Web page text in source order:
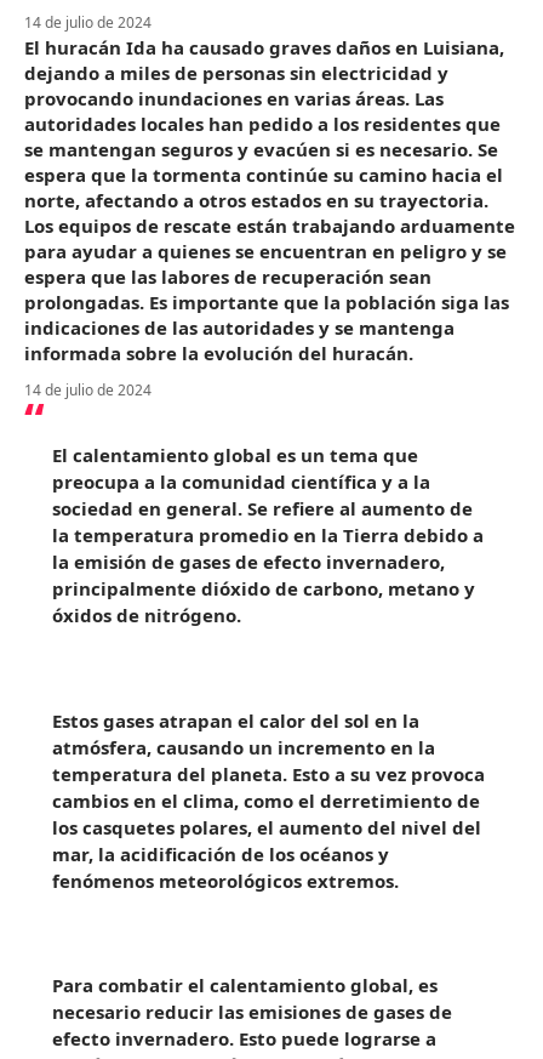
14 de julio de 2024
El huracán Ida ha causado graves daños en Luisiana,
dejando a miles de personas sin electricidad y
provocando inundaciones en varias áreas. Las
autoridades locales han pedido a los residentes que
se mantengan seguros y evacúen si es necesario. Se
espera que la tormenta continúe su camino hacia el
norte, afectando a otros estados en su trayectoria.
Los equipos de rescate están trabajando arduamente
para ayudar a quienes se encuentran en peligro y se
espera que las labores de recuperación sean
prolongadas. Es importante que la población siga las
indicaciones de las autoridades y se mantenga
informada sobre la evolución del huracán.
14 de julio de 2024
El calentamiento global es un tema que
preocupa a la comunidad científica y a la
sociedad en general. Se refiere al aumento de
la temperatura promedio en la Tierra debido a
la emisión de gases de efecto invernadero,
principalmente dióxido de carbono, metano y
óxidos de nitrógeno.
Estos gases atrapan el calor del sol en la
atmósfera, causando un incremento en la
temperatura del planeta. Esto a su vez provoca
cambios en el clima, como el derretimiento de
los casquetes polares, el aumento del nivel del
mar, la acidificación de los océanos y
fenómenos meteorológicos extremos.
Para combatir el calentamiento global, es
necesario reducir las emisiones de gases de
efecto invernadero. Esto puede lograrse a